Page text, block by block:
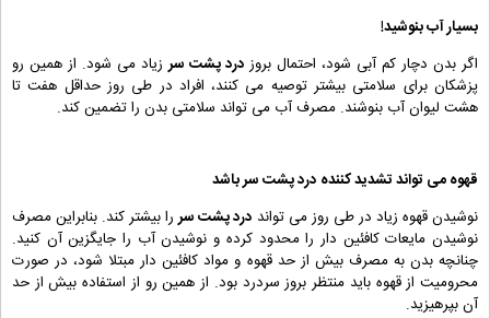
بسیار آب بنوشید!
اگر بدن دچار کم آبی شود، احتمال بروز درد پشت سرزیاد می شود. از همین رو
پزشکان برای سلامتی بیشتر توصیه می کنند، افراد در طی روز حداقل هفت تا
هشت لیوان آب بنوشند. مصرف آب می تواند سلامتی بدن را تضمین کند.
قهوه می تواند تشدید کننده درد پشت سر باشد
نوشیدن قهوه زیاد در طی روز می تواند درد پشت سررا بیشتر کند. بنابراین مصرف
نوشیدن مایعات کافئین دار را محدود کرده و نوشیدن آب را جایگزین آن کنید.
چنانچه بدن به مصرف بیش از حد قهوه و مواد کافئین دار مبتلا شود، در صورت
محرومیت از قهوه باید منتظر بروز سردرد بود. از همین رو از استفاده بیش از حد
آن بپرهیزید.